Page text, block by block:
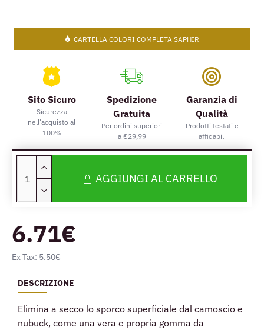
Sito Sicuro
Sicurezza
nell'acquisto al
100%
Spedizione
Gratuita
Per ordini superiori
a €29,99
Garanzia di
Qualità
Prodotti testati e
affidabili
CARTELLA COLORI COMPLETA SAPHIR
6.71€
Ex Tax: 5.50€
AGGIUNGI AL CARRELLO
DESCRIZIONE
Elimina a secco lo sporco superficiale dal camoscio e
nubuck, come una vera e propria gomma da